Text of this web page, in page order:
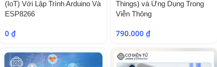
(IoT) Với Lập Trình Arduino Và
ESP8266
0 ₫
Things) và Ứng Dụng Trong
Viễn Thông
790.000 ₫